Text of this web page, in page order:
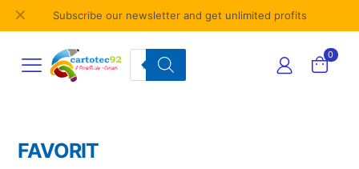
Subscribe our newsletter and get unlimited profits
✕
Products
search
0
FAVORIT